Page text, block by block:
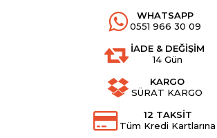
WHATSAPP
0551 966 30 09
İADE & DEĞİŞİM
14 Gün
KARGO
SÜRAT KARGO
12 TAKSİT
Tüm Kredi Kartlarına